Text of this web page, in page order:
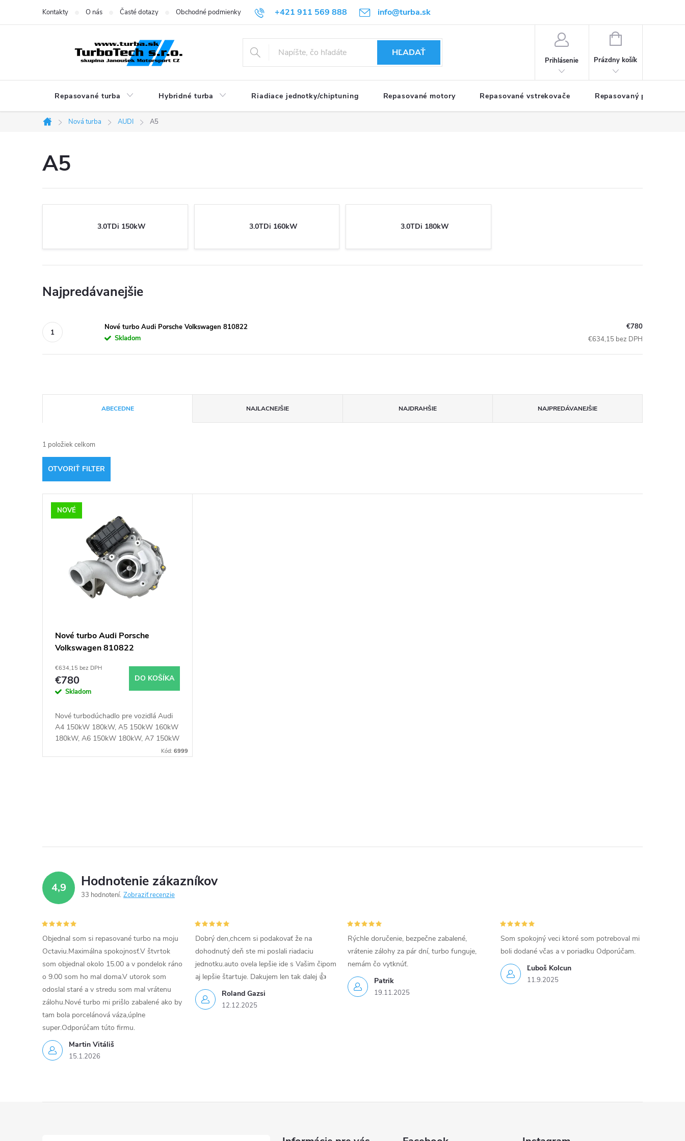
+421 911 569 888 info@turba.sk
Kontakty O nás Časté dotazy Obchodné podmienky GDPR
HĽADAŤ
Prihlásenie
NÁKUPNÝ
Prázdny košík
Repasované turba Hybridné turba Riadiace jednotky/chiptuning Repasované motory Repasované vstrekovače Repasovaný pohon TDM
Domov
Nová turba AUDI A5
A5
3.0TDi 150kW 3.0TDi 160kW 3.0TDi 180kW
Najpredávanejšie
Nové turbo Audi Porsche Volkswagen 810822
Skladom
€780
€634,15 bez DPH
a
d
e
n
o
ABECEDNE NAJLACNEJŠIE NAJDRAHŠIE NAJPREDÁVANEJŠIE
1 položiek celkom
OTVORIŤ FILTER
V
k
NOVÉ
Nové turbo Audi Porsche
Volkswagen 810822
€634,15 bez DPH
€780
Skladom
DO KOŠÍKA
Nové turbodúchadlo pre vozidlá Audi
A4 150kW 180kW, A5 150kW 160kW
180kW, A6 150kW 180kW, A7 150kW
180kW, A8 150kW 155kW 190kWKód:6999
d
a
c
i
e
p
r
v
k
y
ý
4,9 Hodnotenie zákazníkov
33 hodnotení Zobraziť recenzie
Martin Vitáliš
15.1.2026
Objednal som si repasované turbo na moju
Octaviu.Maximálna spokojnosť.V štvrtok
som objednal okolo 15.00 a v pondelok ráno
o 9.00 som ho mal doma.V utorok som
odoslal staré a v stredu som mal vrátenu
zálohu.Nové turbo mi prišlo zabalené ako by
tam bola porcelánová váza,úplne
super.Odporúčam túto firmu.
Roland Gazsi
12.12.2025
Dobrý den,chcem si podakovať že na
dohodnutý deň ste mi poslali riadaciu
jednotku.auto ovela lepšie ide s Vašim čipom
aj lepšie štartuje. Dakujem len tak dalej 👍
Patrik
19.11.2025
Rýchle doručenie, bezpečne zabalené,
vrátenie zálohy za pár dní, turbo funguje,
nemám čo vytknúť.
Ľuboš Kolcun
11.9.2025
Som spokojný veci ktoré som potreboval mi
boli dodané včas a v poriadku Odporúčam.